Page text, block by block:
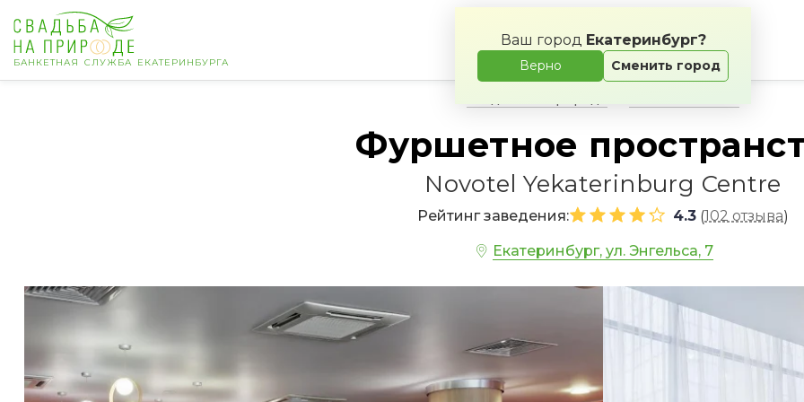
Ваш город Екатеринбург?
Верно Сменить город
БАНКЕТНАЯ СЛУЖБА ЕКАТЕРИНБУРГА
Выпускной
Корпоратив
Фуршетное
Novotel Yekaterinburg Centre
Рейтинг заведения: 4.3 (102 отзыва)
Екатеринбург, ул. Энгельса, 7